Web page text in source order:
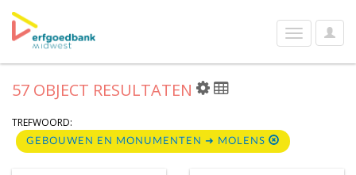
User
Toggle
navigation
57 OBJECT RESULTATEN
TREFWOORD:
GEBOUWEN EN MONUMENTEN ➜ MOLENS